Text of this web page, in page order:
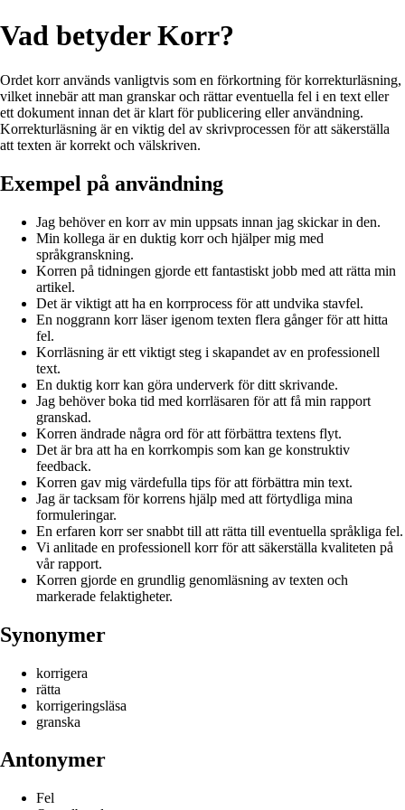
Vad betyder Korr?
Ordet korr används vanligtvis som en förkortning för korrekturläsning,
vilket innebär att man granskar och rättar eventuella fel i en text eller
ett dokument innan det är klart för publicering eller användning.
Korrekturläsning är en viktig del av skrivprocessen för att säkerställa
att texten är korrekt och välskriven.
Exempel på användning
Jag behöver en korr av min uppsats innan jag skickar in den.
Min kollega är en duktig korr och hjälper mig med
språkgranskning.
Korren på tidningen gjorde ett fantastiskt jobb med att rätta min
artikel.
Det är viktigt att ha en korrprocess för att undvika stavfel.
En noggrann korr läser igenom texten flera gånger för att hitta
fel.
Korrläsning är ett viktigt steg i skapandet av en professionell
text.
En duktig korr kan göra underverk för ditt skrivande.
Jag behöver boka tid med korrläsaren för att få min rapport
granskad.
Korren ändrade några ord för att förbättra textens flyt.
Det är bra att ha en korrkompis som kan ge konstruktiv
feedback.
Korren gav mig värdefulla tips för att förbättra min text.
Jag är tacksam för korrens hjälp med att förtydliga mina
formuleringar.
En erfaren korr ser snabbt till att rätta till eventuella språkliga fel.
Vi anlitade en professionell korr för att säkerställa kvaliteten på
vår rapport.
Korren gjorde en grundlig genomläsning av texten och
markerade felaktigheter.
Synonymer
korrigera
rätta
korrigeringsläsa
granska
Antonymer
Fel